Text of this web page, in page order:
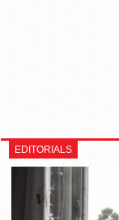
EDITORIALS